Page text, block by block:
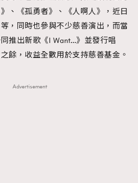
、《孤勇者》、《人啊人》，近日
，同時也參與不少慈善演出，而當
推出新歌《I Want…》並發行唱
餘，收益全數用於支持慈善基金。
Advertisement